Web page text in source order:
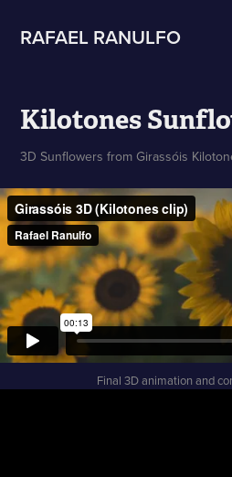
RAFAEL RANULFO
Kilotones
3D Sunflowers from Girassóis
Final 3D animation and